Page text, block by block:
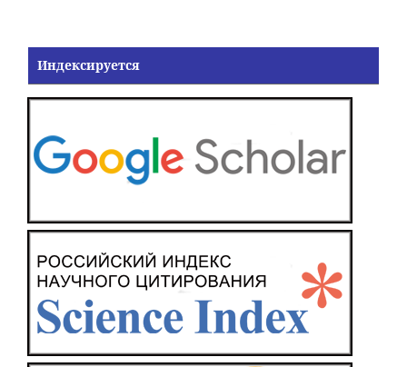
Индексируется